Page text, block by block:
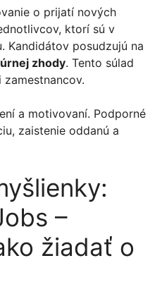
o prijatí nových
ktorí sú v
Kandidátov posudzujú na
zhody. Tento súlad
a motivovaní. Podporné
zaistenie oddanú a
–
žiadať o